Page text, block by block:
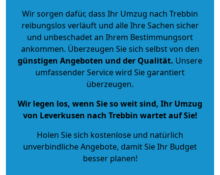
Wir sorgen dafür, dass Ihr Umzug nach Trebbin
reibungslos verläuft und alle Ihre Sachen sicher
und unbeschadet an Ihrem Bestimmungsort
ankommen. Überzeugen Sie sich selbst von den
günstigen Angeboten und der Qualität. Unsere
umfassender Service wird Sie garantiert
überzeugen.
Wir legen los, wenn Sie so weit sind, Ihr Umzug
von Leverkusen nach Trebbin wartet auf Sie!
Holen Sie sich kostenlose und natürlich
unverbindliche Angebote, damit Sie Ihr Budget
besser planen!